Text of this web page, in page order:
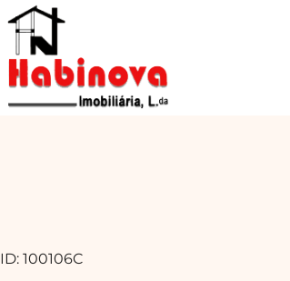
ID: 100106C